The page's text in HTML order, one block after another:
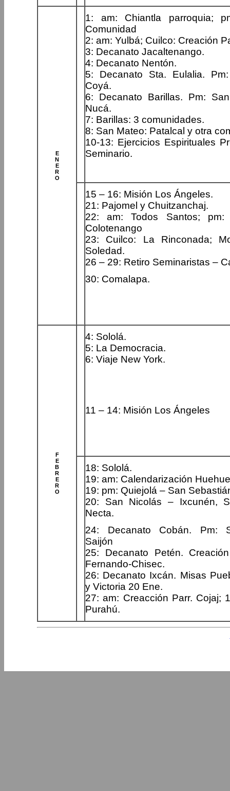
E
N
E
R
O
1: am: Chiantla parroquia;
Comunidad
2: am: Yulbá; Cuilco: Creación
3: Decanato Jacaltenango.
4: Decanato Nentón.
5: Decanato Sta. Eulalia.
Coyá.
6: Decanato Barillas. Pm:
Nucá.
7: Barillas: 3 comunidades.
8: San Mateo: Patalcal y otra
10-13: Ejercicios Espirituales
Seminario.
15 – 16: Misión Los Ángeles.
21: Pajomel y Chuitzanchaj.
22: am: Todos Santos; pm:
Colotenango
23: Cuilco: La Rinconada;
Soledad.
26 – 29: Retiro Seminaristas –
30: Comalapa.
F
E
B
R
E
R
O
4: Sololá.
5: La Democracia.
6: Viaje New York.
11 – 14: Misión Los Ángeles
18: Sololá.
19: am: Calendarización
19: pm: Quiejolá – San
20: San Nicolás – Ixcunén,
Necta.
24: Decanato Cobán. Pm:
Saijón
25: Decanato Petén.
Fernando-Chisec.
26: Decanato Ixcán. Misas
y Victoria 20 Ene.
27: am: Creacción Parr. Cojaj;
Purahú.